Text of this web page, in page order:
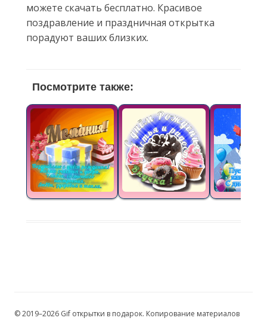
можете скачать бесплатно. Красивое
поздравление и праздничная открытка
порадуют ваших близких.
Посмотрите также:
© 2019–2026 Gif открытки в подарок. Копирование материалов